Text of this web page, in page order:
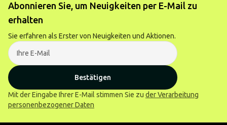
Abonnieren Sie, um Neuigkeiten per E-Mail zu
erhalten
Sie erfahren als Erster von Neuigkeiten und Aktionen.
Bestätigen
Mit der Eingabe Ihrer E-Mail stimmen Sie zu der Verarbeitung
personenbezogener Daten